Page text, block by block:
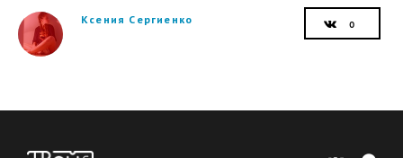
Ксения Сергиенко